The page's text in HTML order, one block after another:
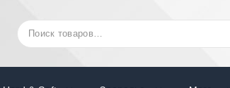
Искать: